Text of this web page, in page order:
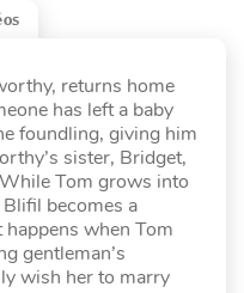
returns home
has left a baby
foundling, giving him
sister, Bridget,
Tom grows into
becomes a
when Tom
gentleman’s
wish her to marry